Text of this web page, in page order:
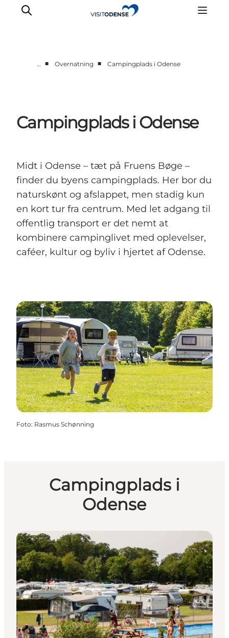
Planlæg din tur
Inspiration
… ■ Overnatning ■ Campingplads i Odense
Campingplads i Odense
Midt i Odense – tæt på Fruens Bøge –
finder du byens campingplads. Her bor du
naturskønt og afslappet, men stadig kun
en kort tur fra centrum. Med let adgang til
offentlig transport er det nemt at
kombinere campinglivet med oplevelser,
caféer, kultur og byliv i hjertet af Odense.
Foto: Rasmus Schønning
Campingplads i
Odense